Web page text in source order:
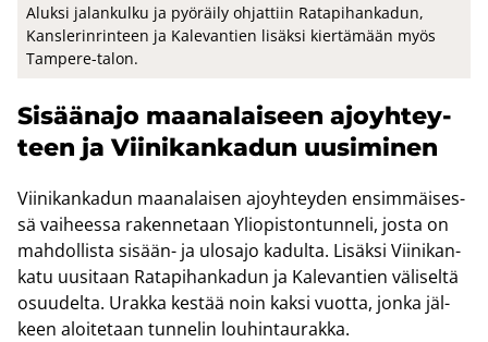
Aluk­si ja­lan­kul­ku ja pyö­räi­ly oh­jat­tiin Ra­ta­pi­han­ka­dun,
Kans­le­rin­rin­teen ja Ka­le­van­tien li­säk­si kier­tä­mään myös
Tampere-​talon.
Si­sään­ajo maa­na­lai­seen ajo­yh­tey­
teen ja Vii­ni­kan­ka­dun uusi­mi­nen
Vii­ni­kan­ka­dun maa­na­lai­sen ajo­yh­tey­den en­sim­mäi­ses­
sä vai­hees­sa ra­ken­ne­taan Yli­opis­ton­tun­ne­li, josta on
mah­dol­lis­ta sisään-​ ja ulos­ajo ka­dul­ta. Li­säk­si Vii­ni­kan­
ka­tu uusi­taan Ra­ta­pi­han­ka­dun ja Ka­le­van­tien vä­li­sel­tä
osuu­del­ta. Urak­ka kes­tää noin kaksi vuot­ta, jonka jäl­
keen aloi­te­taan tun­ne­lin lou­hin­tau­rak­ka.